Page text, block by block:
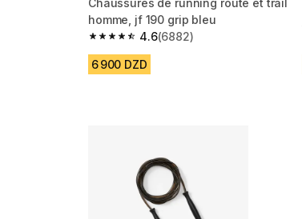
homme, jf 190 grip bleu
4.6
4.6 out of 5 stars from 6882 reviews
(6882)
6 900 DZD